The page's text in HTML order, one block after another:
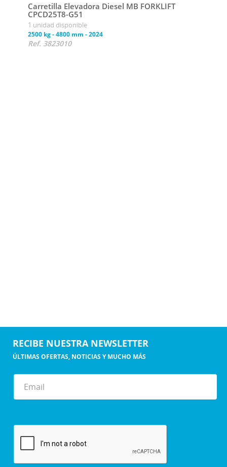
Carretilla Elevadora Diesel MB FORKLIFT
CPCD25T8-G51
1 unidad disponible
2500 kg-4800 mm -2024
Ref. 3823010
RECIBE NUESTRA NEWSLETTER
ÚLTIMAS OFERTAS, NOTICIAS Y MUCHO MÁS